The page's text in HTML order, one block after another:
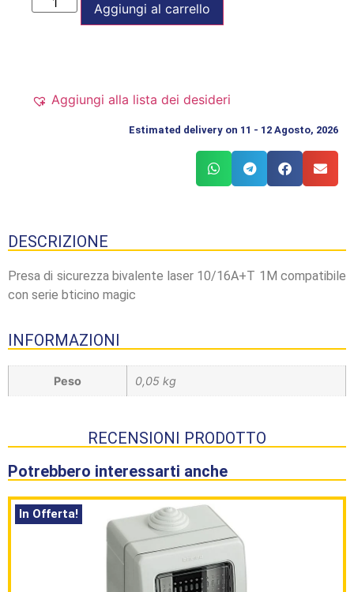
Aggiungi al carrello
Aggiungi alla lista dei desideri
Estimated delivery on 11 - 12 Agosto, 2026
DESCRIZIONE
Presa di sicurezza bivalente laser 10/16A+T 1M compatibile
con serie bticino magic
INFORMAZIONI
Peso 0,05 kg
RECENSIONI PRODOTTO
Potrebbero interessarti anche
In Offerta!